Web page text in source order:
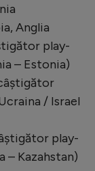
Anglia
play-
– Estonia)
/ Israel
play-
– Kazahstan)